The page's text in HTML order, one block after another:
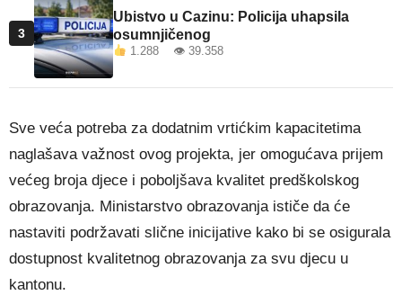
3
Ubistvo u Cazinu: Policija uhapsila
osumnjičenog
1.288 👁 39.358
Sve veća potreba za dodatnim vrtićkim kapacitetima
naglašava važnost ovog projekta, jer omogućava prijem
većeg broja djece i poboljšava kvalitet predškolskog
obrazovanja. Ministarstvo obrazovanja ističe da će
nastaviti podržavati slične inicijative kako bi se osigurala
dostupnost kvalitetnog obrazovanja za svu djecu u
kantonu.